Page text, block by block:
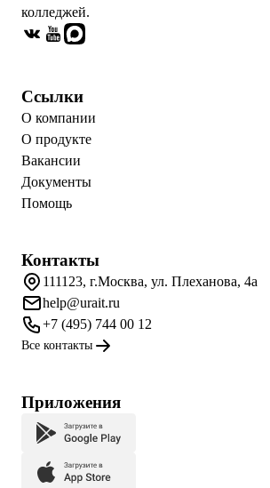
колледжей.
Ссылки
О компании
О продукте
Вакансии
Документы
Помощь
Контакты
111123, г.Москва, ул. Плеханова, 4а
help@urait.ru
+7 (495) 744 00 12
Все контакты
Приложения